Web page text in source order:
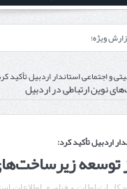
ویژه؛
خورش خلال کرمانشاهی +نکات
استاندار اردبیل در دیدار
راه‌اندازی کامل منطقه
و اجتماعی استاندار اردبیل تأکید
نوین ارتباطی در اردبیل
اردبیل تأکید کرد:
توسعه